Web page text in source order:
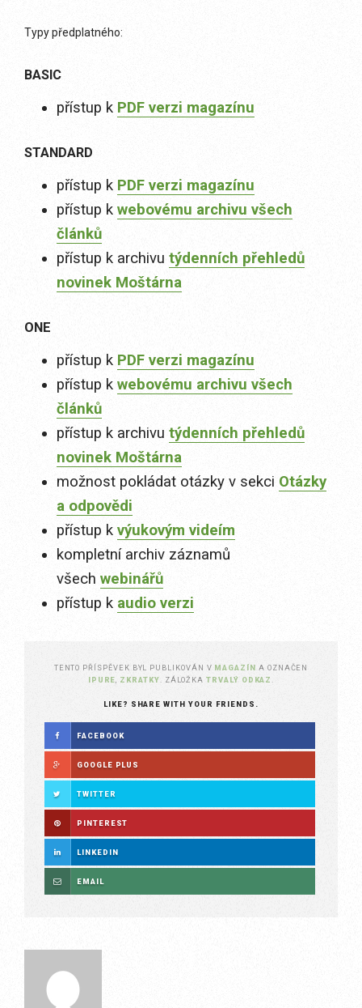
Typy předplatného:
BASIC
přístup k PDF verzi magazínu
STANDARD
přístup k PDF verzi magazínu
přístup k webovému archivu všech
článků
přístup k archivu týdenních přehledů
novinek Moštárna
ONE
přístup k PDF verzi magazínu
přístup k webovému archivu všech
článků
přístup k archivu týdenních přehledů
novinek Moštárna
možnost pokládat otázky v sekci Otázky
a odpovědi
přístup k výukovým videím
kompletní archiv záznamů
všech webinářů
přístup k audio verzi
TENTO PŘÍSPĚVEK BYL PUBLIKOVÁN V MAGAZÍN A OZNAČEN
IPURE
ZKRATKY . ZÁLOŽKATRVALÝ ODKAZ
LIKE? SHARE WITH YOUR FRIENDS.
FACEBOOK
GOOGLE PLUS
TWITTER
PINTEREST
LINKEDIN
EMAIL